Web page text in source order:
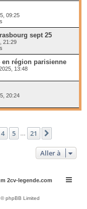
09:25
sept 25
21:29
en région parisienne
13:48
20:24
4 5 21
Aller à
2cv-legende.com
phpBB Limited